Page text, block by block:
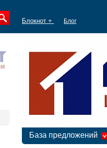
Блокнот + Блог
База предложений